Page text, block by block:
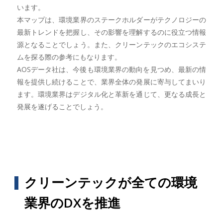
います。
本マップは、環境業界のステークホルダーがテクノロジーの
最新トレンドを把握し、その影響を理解するのに役立つ情報
源となることでしょう。また、クリーンテックのエコシステ
ムを探る際の参考にもなります。
AOSデータ社は、今後も環境業界の動向を見つめ、最新の情
報を提供し続けることで、業界全体の発展に寄与してまいり
ます。環境業界はデジタル化と革新を通じて、更なる成長と
発展を遂げることでしょう。
クリーンテックが全ての環境
業界のDXを推進